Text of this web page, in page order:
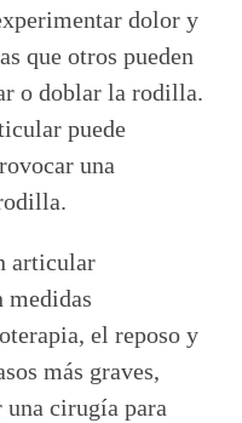
dolor y
que otros pueden
o doblar la rodilla.
puede
una
articular
medidas
el reposo y
más graves,
una cirugía para